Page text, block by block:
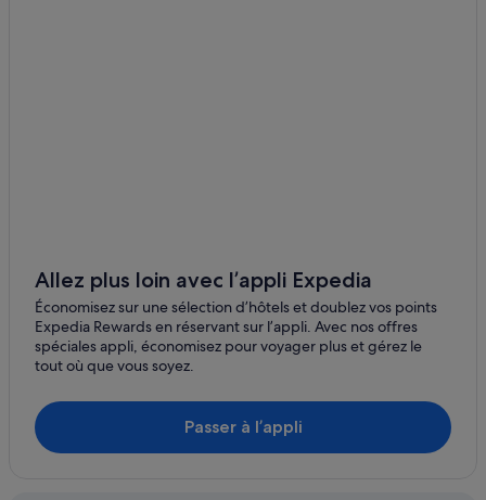
Allez plus loin avec l’appli Expedia
Économisez sur une sélection d’hôtels et doublez vos points
Expedia Rewards en réservant sur l’appli. Avec nos offres
spéciales appli, économisez pour voyager plus et gérez le
tout où que vous soyez.
Passer à l’appli